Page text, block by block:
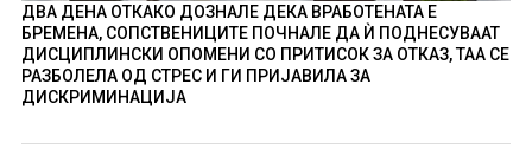
ДВА ДЕНА ОТКАКО ДОЗНАЛЕ ДЕКА ВРАБОТЕНАТА Е
БРЕМЕНА, СОПСТВЕНИЦИТЕ ПОЧНАЛЕ ДА Ѝ ПОДНЕСУВААТ
ДИСЦИПЛИНСКИ ОПОМЕНИ СО ПРИТИСОК ЗА ОТКАЗ, ТАА СЕ
РАЗБОЛЕЛА ОД СТРЕС И ГИ ПРИЈАВИЛА ЗА
ДИСКРИМИНАЦИЈА